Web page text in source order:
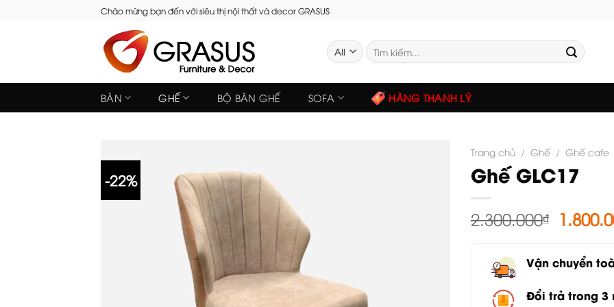
Chào mừng bạn đến với siêu thị nội thất và decor GRASUS
Tìm
kiếm:
BÀN GHẾ BỘ BÀN GHẾ SOFA HÀNG THANH LÝ
-22%
Trang chủ / Ghế / Ghế cafe
Ghế GLC17
2.300.000₫ Giá
gốc
Vận chuyển
Đổi trả trong 3